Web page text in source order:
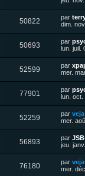
g
e
s
s
a
g
e
s
e
r
m
e
s
s
a
g
e
u
s
i
e
r
m
e
s
s
a
g
e
50822V
u
s
D
e
i
e
r
m
e
s
s
a
g
e
par
dim.
50693V
u
D
e
i
e
r
m
e
s
s
a
g
e
par
lun. juil.
52599V
u
s
D
e
i
e
r
m
e
s
s
a
g
e
par
mer.
77901
u
s
D
e
i
e
r
m
e
s
s
a
g
par
lun. oct.
52259V
u
s
D
e
i
e
r
m
e
par veja
mer.
56893V
u
D
e
i
e
par
jeu.
76180V
D
e
par veja
mer.